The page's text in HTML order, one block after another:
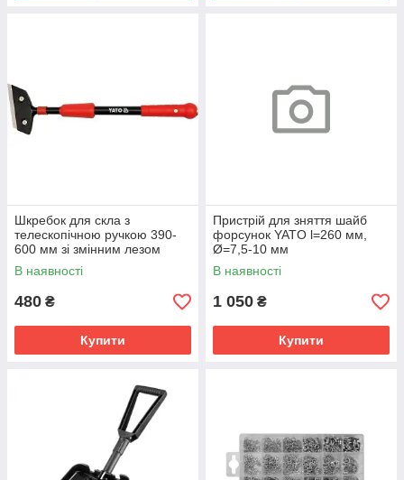
Шкребок для скла з
телескопічною ручкою 390-
600 мм зі змінним лезом
18х100 мм YATO YT-7551
В наявності
480 ₴
Купити
Пристрій для зняття шайб
форсунок YATO l=260 мм,
Ø=7,5-10 мм
В наявності
1 050 ₴
Купити